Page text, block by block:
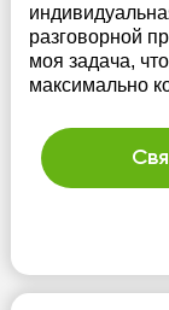
разговорной
моя задача,
максимально